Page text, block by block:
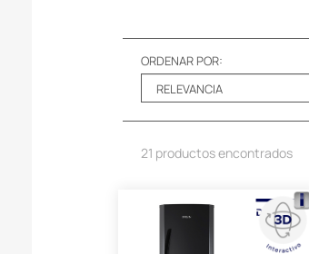
ORDENAR POR:
21 productos encontrados